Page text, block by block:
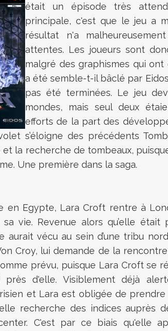
était un épisode très
principale, c'est que le jeu a
résultat n'a
attentes. Les joueurs sont
malgré des graphismes qui
a été semble-t-il bâclé par
pas été terminées. Le jeu
mondes, mais seul deux
efforts de la part des
s’éloigne des précédents
et la recherche de tombeaux,
Une première dans la saga.
en Egypte, Lara Croft rentre à
vie. Revenue alors qu’elle était
aurait vécu au sein d’une tribu
Croy, lui demande de la
prévu, puisque Lara Croft se
près d'elle. Visiblement déjà
et Lara est obligée de
recherche des indices auprès
C'est par ce biais qu'elle